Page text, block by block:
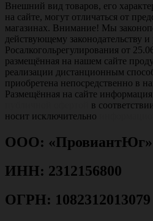
Внешний вид товаров, его
на сайте, могут отличаться от
магазинах. Внимание! Мы
действующему законодательству
Росалкогольрегулирования от
размещённая на нашем сайте
реализации дистанционным
приобретена непосредственно в
Размещённая на сайте информация
в
носит исключительно
ООО: «ПровиантЮг»
ИНН: 2312156800
ОГРН: 1082312013079